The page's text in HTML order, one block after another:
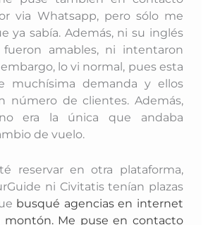
via Whatsapp, pero sólo me
ya sabía. Además, ni su inglés
amables, ni intentaron
lo vi normal, pues esta
muchísima demanda y ellos
número de clientes. Además,
era la única que andaba
de vuelo.
reservar en otra plataforma,
ni Civitatis tenían plazas
busqué agencias en internet
Me puse en contacto